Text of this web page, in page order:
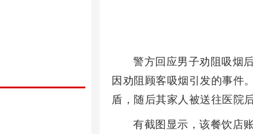
警方回应男子劝阻吸烟
因劝阻顾客吸烟引发的事件
盾，随后其家人被送往医院
有截图显示，该餐饮店